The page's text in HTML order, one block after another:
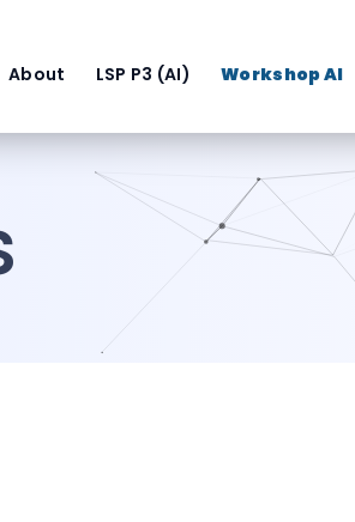
About LSP P3 (AI) Workshop AI